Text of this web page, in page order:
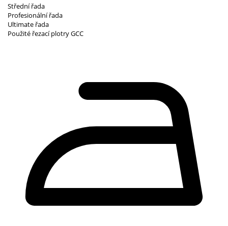
Střední řada
Profesionální řada
Ultimate řada
Použité řezací plotry GCC